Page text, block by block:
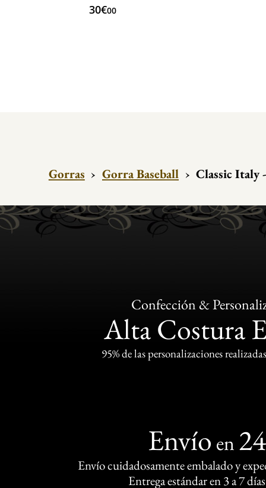
30€00
Gorras › Gorra Baseball › Classic Italy
Confección &
Alta Costura
95% de las personalizaciones
Envío en
Envío cuidadosamente embalado y
Entrega estándar en 3 a 7